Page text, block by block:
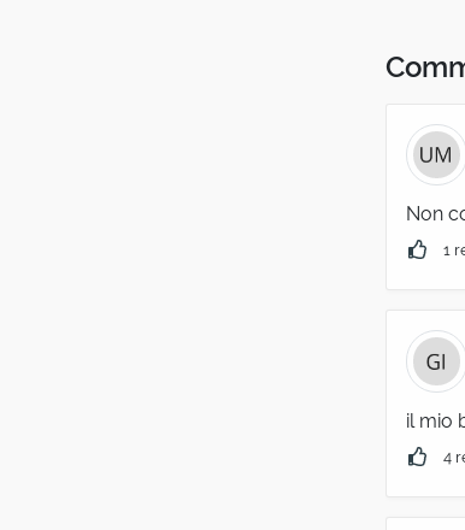
Non
1
il mio
4